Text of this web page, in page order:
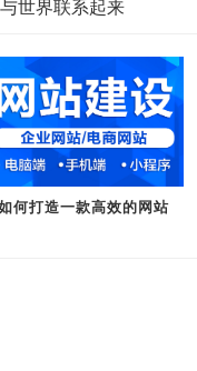
世界联系起来
何打造一款高效的网站